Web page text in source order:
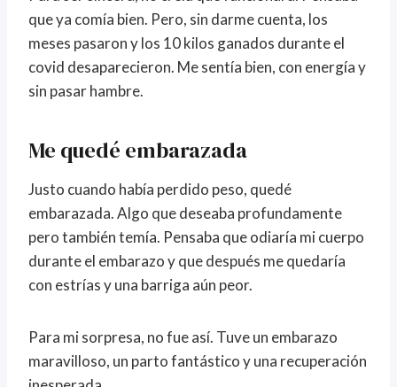
que ya comía bien. Pero, sin darme cuenta, los
meses pasaron y los 10 kilos ganados durante el
covid desaparecieron. Me sentía bien, con energía y
sin pasar hambre.
Me quedé embarazada
Justo cuando había perdido peso, quedé
embarazada. Algo que deseaba profundamente
pero también temía. Pensaba que odiaría mi cuerpo
durante el embarazo y que después me quedaría
con estrías y una barriga aún peor.
Para mi sorpresa, no fue así. Tuve un embarazo
maravilloso, un parto fantástico y una recuperación